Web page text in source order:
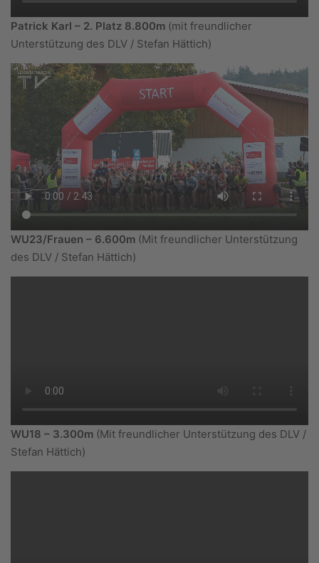
Patrick Karl – 2. Platz 8.800m (mit freundlicher
Unterstützung des DLV / Stefan Hättich)
WU23/Frauen – 6.600m (Mit freundlicher Unterstützung
des DLV / Stefan Hättich)
WU18 – 3.300m (Mit freundlicher Unterstützung des DLV /
Stefan Hättich)